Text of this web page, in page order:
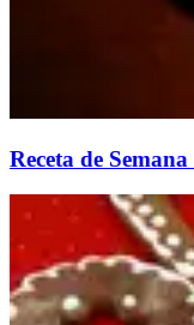
Receta de